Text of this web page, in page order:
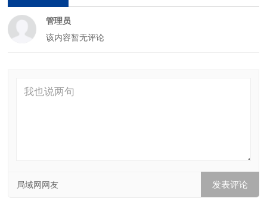
管理员
该内容暂无评论
局域网网友